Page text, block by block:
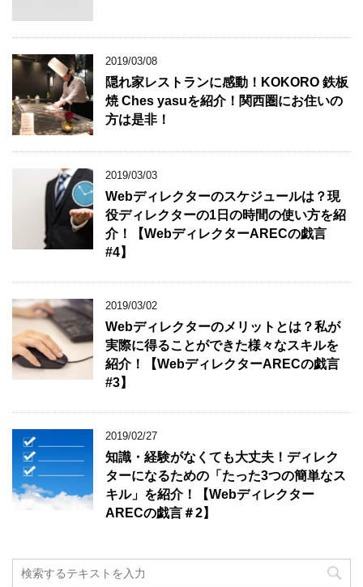
2019/03/08
隠れ家レストランに感動！KOKORO 鉄板
焼 Ches yasuを紹介！関西圏にお住いの
方は是非！
2019/03/03
Webディレクターのスケジュールは？現
役ディレクターの1日の時間の使い方を紹
介！【WebディレクターARECの戯言
#4】
2019/03/02
Webディレクターのメリットとは？私が
実際に得ることができた様々なスキルを
紹介！【WebディレクターARECの戯言
#3】
2019/02/27
知識・経験がなくても大丈夫！ディレク
ターになるための「たった3つの簡単なス
キル」を紹介！【Webディレクター
ARECの戯言＃2】